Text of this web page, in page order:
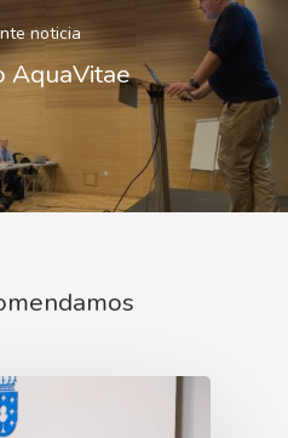
noticia
AquaVitae